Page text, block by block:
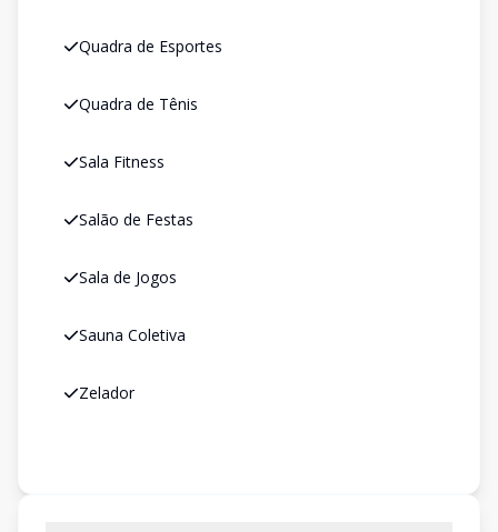
Quadra de Esportes
Quadra de Tênis
Sala Fitness
Salão de Festas
Sala de Jogos
Sauna Coletiva
Zelador